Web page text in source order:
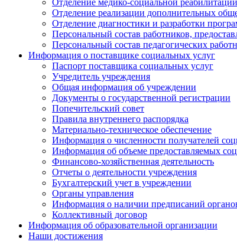
Отделение медико-социальной реабилитации
Отделение реализации дополнительных
Отделение диагностики и разработки
Персональный состав работников,
Персональный состав педагогических
Информация о поставщике социальных услуг
Паспорт поставщика социальных услуг
Учредитель учреждения
Общая информация об учреждении
Документы о государственной регистрации
Попечительский совет
Правила внутреннего распорядка
Материально-техническое обеспечение
Информация о численности получателей
Информация об объеме предоставляемых
Финансово-хозяйственная деятельность
Отчеты о деятельности учреждения
Бухгалтерский учет в учреждении
Органы управления
Информация о наличии предписаний
Коллективный договор
Информация об образовательной организации
Наши достижения